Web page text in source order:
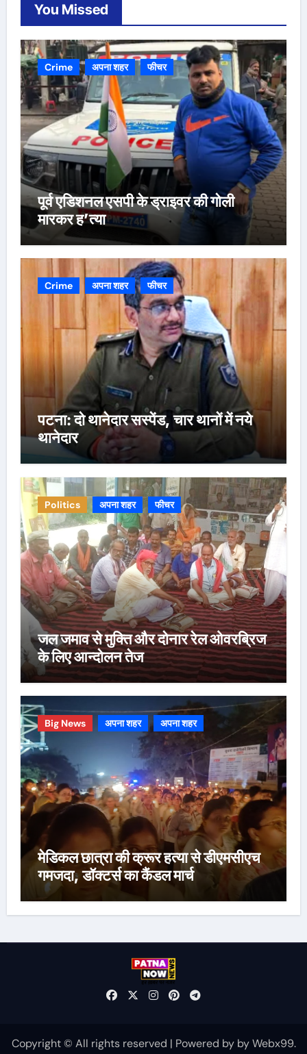
You Missed
Crime अपना शहर फीचर
पूर्व एडिशनल एसपी के ड्राइवर की गोली
मारकर ह’त्या
Crime अपना शहर फीचर
पटना: दो थानेदार सस्पेंड, चार थानों में नये
थानेदार
Politics अपना शहर फीचर
जल जमाव से मुक्ति और दोनार रेल ओवरब्रिज
के लिए आन्दोलन तेज
Big News अपना शहर अपना शहर
मेडिकल छात्रा की क्रूर हत्या से डीएमसीएच
गमजदा, डॉक्टर्स का कैंडल मार्च
Copyright © All rights reserved | Powered by byWebx99.